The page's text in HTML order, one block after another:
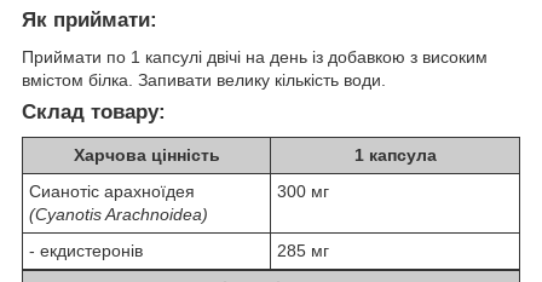
Як приймати:
Приймати по 1 капсулі двічі на день із добавкою з високим
вмістом білка. Запивати велику кількість води.
Склад товару:
Харчова цінність
1 капсула
Сианотіс арахноїдея
(Cyanotis Arachnoidea)
300 мг
- екдистеронів
285 мг